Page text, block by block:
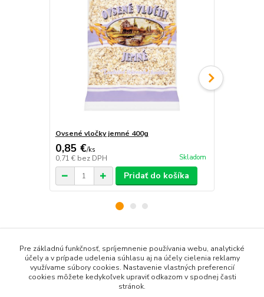
Ovsené vločky jemné 400g
0,85 €/ks
0,71 € bez DPH Skladom
Pridať do košíka
Tovar zaradený v kategóriách
Obiloviny, strukoviny, múky
Pre základnú funkčnosť, spríjemnenie používania webu, analytické
účely a v prípade udelenia súhlasu aj na účely cielenia reklamy
využívame súbory cookies. Nastavenie vlastných preferencií
cookies môžete kedykoľvek upraviť odkazom v spodnej časti
stránok.